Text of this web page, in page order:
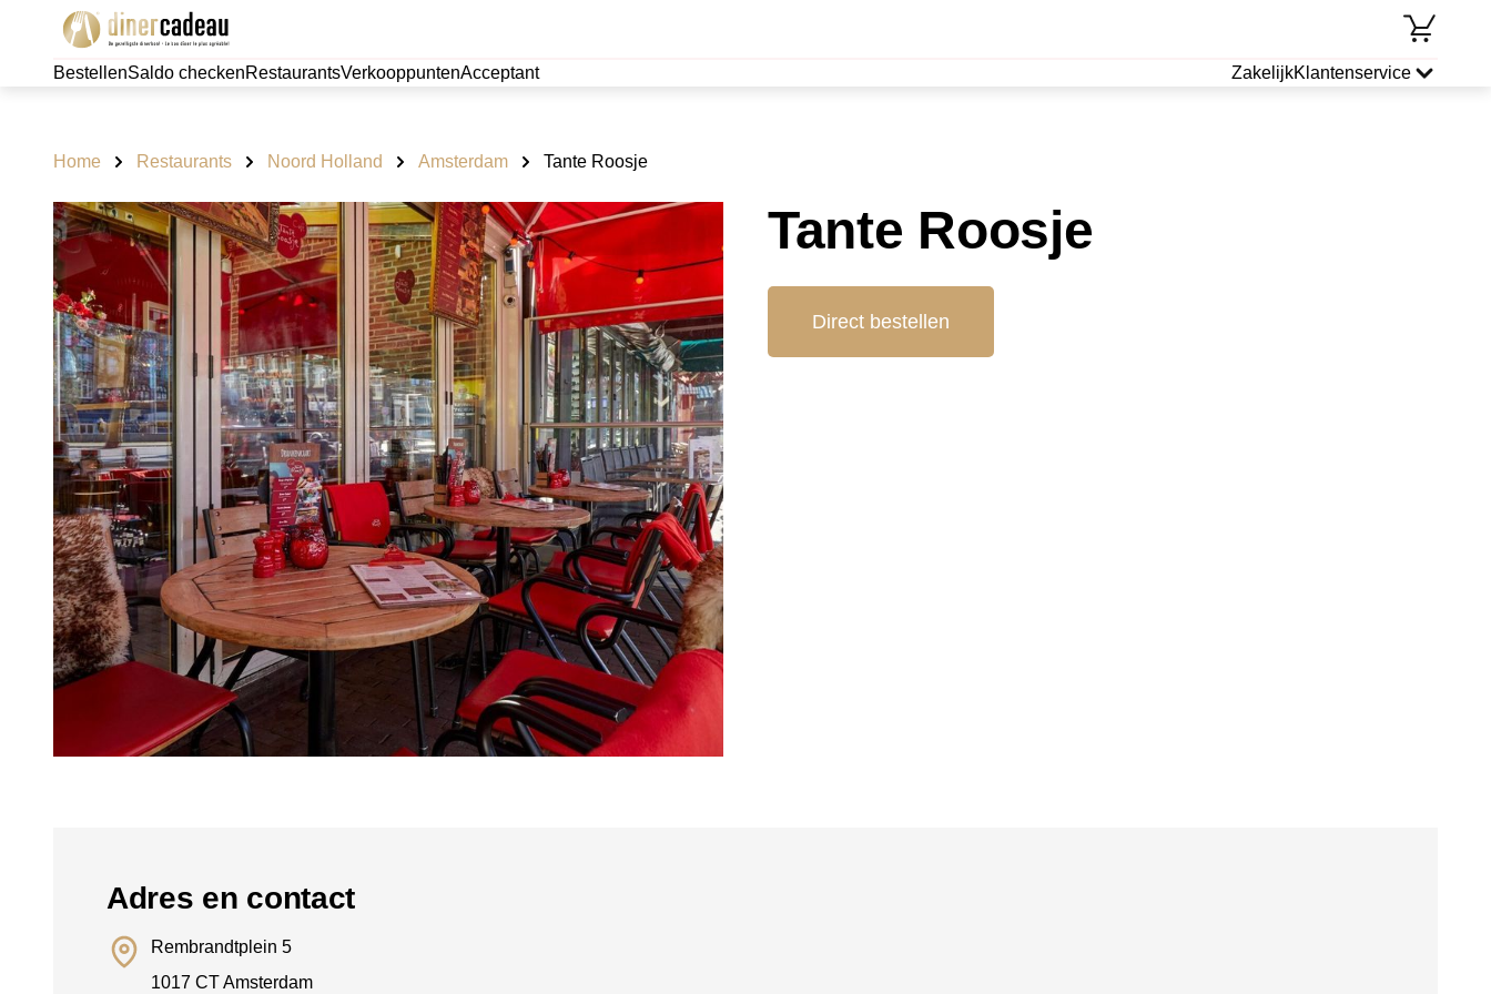
BestellenSaldo checkenRestaurantsVerkooppuntenAcceptant ZakelijkKlantenservice
Home Restaurants Noord Holland Amsterdam Tante Roosje
Tante Roosje
Direct bestellen
Adres en contact
Rembrandtplein 5
1017 CT Amsterdam